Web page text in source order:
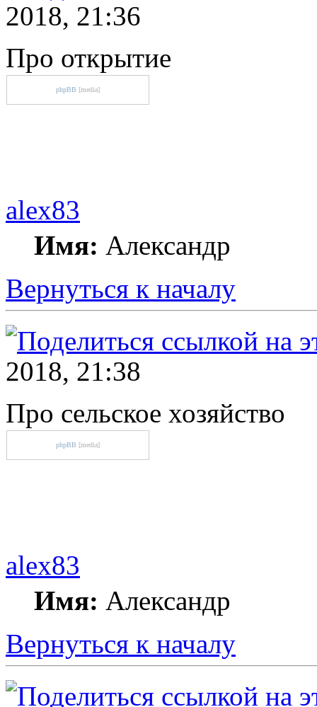
2018, 21:36
Про открытие
phpBB [media]
alex83
Имя: Александр
Вернуться к началу
2018, 21:38
Про сельское хозяйство
phpBB [media]
alex83
Имя: Александр
Вернуться к началу